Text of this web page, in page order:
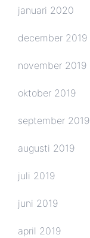
januari 2020
december 2019
november 2019
oktober 2019
september 2019
augusti 2019
juli 2019
juni 2019
april 2019